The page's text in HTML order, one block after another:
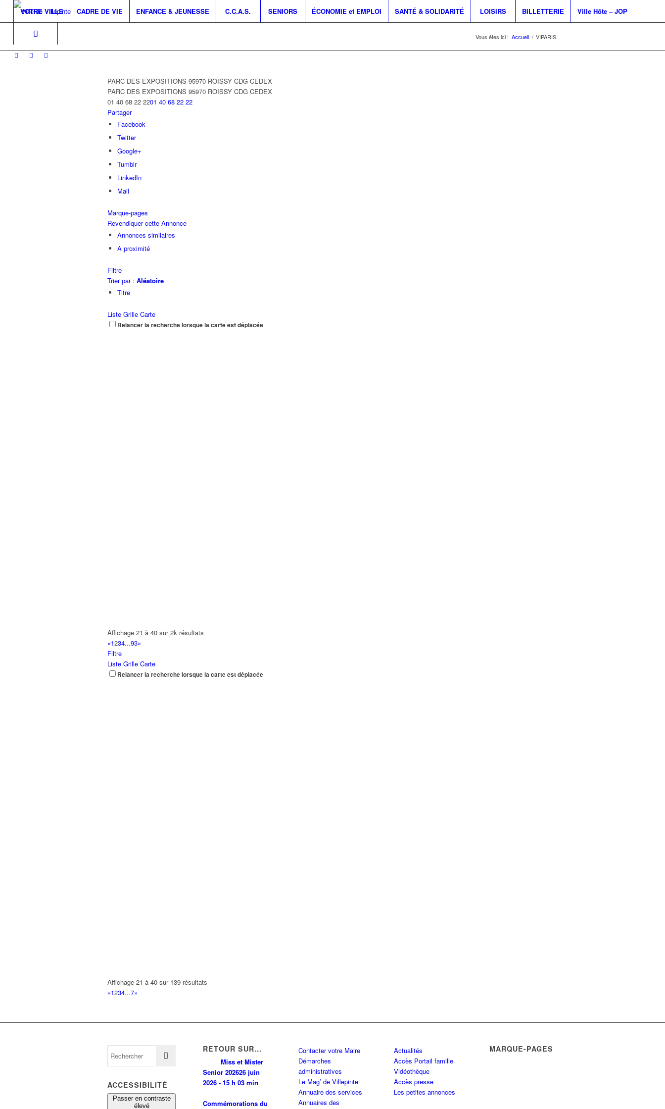
VOTRE VILLE CADRE DE VIE ENFANCE & JEUNESSE C.C.A.S. SENIORS ÉCONOMIE et EMPLOI SANTÉ & SOLIDARITÉ LOISIRS BILLETTERIE Ville Hôte – JOP
Vous êtes ici : Accueil / VIPARIS
PARC DES EXPOSITIONS 95970 ROISSY CDG CEDEX
PARC DES EXPOSITIONS 95970 ROISSY CDG CEDEX
01 40 68 22 2201 40 68 22 22
Partager
Facebook
Twitter
Google+
Tumblr
LinkedIn
Mail
Marque-pages
Revendiquer cette Annonce
Annonces similaires
A proximité
Filtre
Trier par : Aléatoire
Titre
Liste Grille Carte
Relancer la recherche lorsque la carte est déplacée
Affichage 21 à 40 sur 2k résultats
«1234...93»
Filtre
Liste Grille Carte
Relancer la recherche lorsque la carte est déplacée
Affichage 21 à 40 sur 139 résultats
«1234...7»
ACCESSIBILITÉ
Passer en contraste
élevé
RETOUR SUR…
Miss et Mister
Senior 202626 juin
2026 - 15 h 03 min
Commémorations du
Contacter votre Maire
Démarches
administratives
Le Mag’ de Villepinte
Annuaire des services
Annuaires des
Actualités
Accès Portail famille
Vidéothèque
Accès presse
Les petites annonces
MARQUE-PAGES